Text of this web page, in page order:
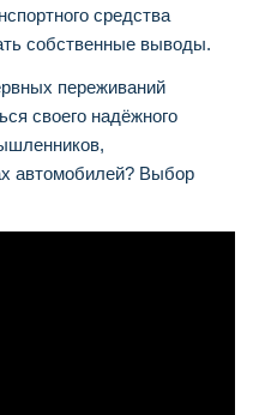
средства
собственные выводы.
переживаний
своего надёжного
автомобилей? Выбор